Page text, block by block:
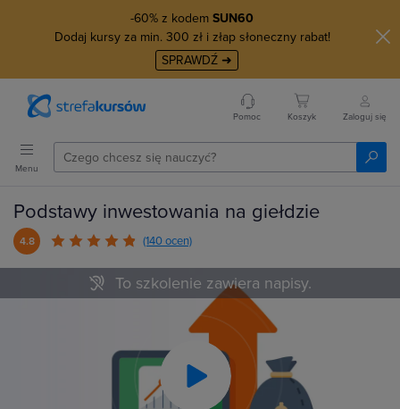
-60% z kodem SUN60
Dodaj kursy za min. 300 zł i złap słoneczny rabat!
SPRAWDŹ ➜
Pomoc Koszyk Zaloguj się
Menu
Podstawy inwestowania na giełdzie
4.8 (140 ocen)
Play
To szkolenie zawiera napisy.